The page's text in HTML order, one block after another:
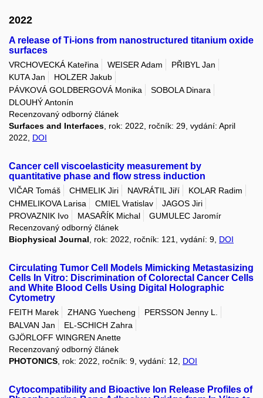
2022
A release of Ti-ions from nanostructured titanium oxide
surfaces
VRCHOVECKÁ Kateřina WEISER Adam
PŘIBYL Jan
KUTA Jan
HOLZER Jakub
PÁVKOVÁ GOLDBERGOVÁ Monika
SOBOLA Dinara
DLOUHÝ Antonín
Recenzovaný odborný článek
Surfaces and Interfaces , rok: 2022, ročník: 29, vydání: April
2022, DOI
Cancer cell viscoelasticity measurement by
quantitative phase and flow stress induction
VIČAR Tomáš CHMELIK Jiri NAVRÁTIL Jiří
KOLAR Radim
CHMELIKOVA Larisa
CMIEL Vratislav
JAGOS Jiri
PROVAZNIK Ivo
MASAŘÍK Michal
GUMULEC Jaromír
Recenzovaný odborný článek
Biophysical Journal , rok: 2022, ročník: 121, vydání: 9, DOI
Circulating Tumor Cell Models Mimicking Metastasizing
Cells In Vitro: Discrimination of Colorectal Cancer Cells
and White Blood Cells Using Digital Holographic
Cytometry
FEITH Marek ZHANG Yuecheng
PERSSON Jenny L.
BALVAN Jan
EL-SCHICH Zahra
GJÖRLOFF WINGREN Anette
Recenzovaný odborný článek
PHOTONICS , rok: 2022, ročník: 9, vydání: 12, DOI
Cytocompatibility and Bioactive Ion Release Profiles of